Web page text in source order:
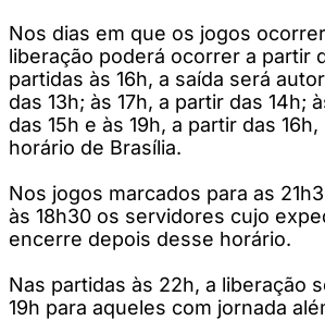
Nos dias em que os jogos
liberação poderá ocorrer a partir
partidas às 16h, a saída será
das 13h; às 17h, a partir das 14h;
das 15h e às 19h, a partir das
horário de Brasília.
Nos jogos marcados para as
às 18h30 os servidores cujo
encerre depois desse horário.
Nas partidas às 22h, a liberação
19h para aqueles com jornada